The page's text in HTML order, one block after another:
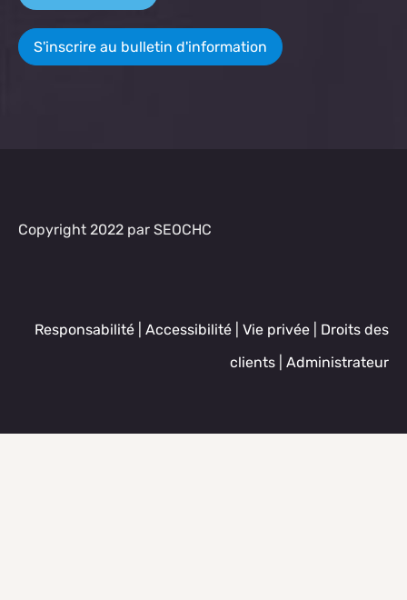
S'inscrire au bulletin d'information
Copyright 2022 par SEOCHC
Responsabilité Accessibilité Vie privée
Droits des
clients
Administrateur